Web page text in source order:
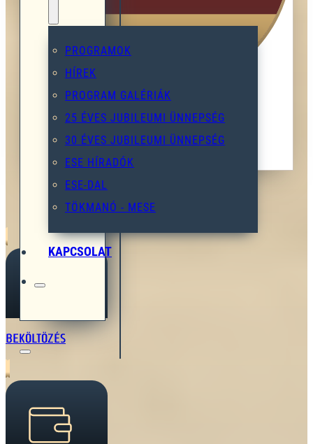
PROGRAMOK
HÍREK
PROGRAM GALÉRIÁK
25 ÉVES JUBILEUMI ÜNNEPSÉG
30 ÉVES JUBILEUMI ÜNNEPSÉG
ESE HÍRADÓK
ESE-DAL
TÖKMANÓ - MESE
KAPCSOLAT
BEKÖLTÖZÉS